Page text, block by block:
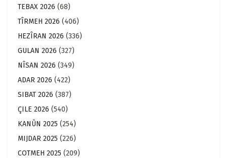
TEBAX 2026 (68)
TÎRMEH 2026 (406)
HEZÎRAN 2026 (336)
GULAN 2026 (327)
NÎSAN 2026 (349)
ADAR 2026 (422)
SIBAT 2026 (387)
ÇILE 2026 (540)
KANÛN 2025 (254)
MIJDAR 2025 (226)
COTMEH 2025 (209)